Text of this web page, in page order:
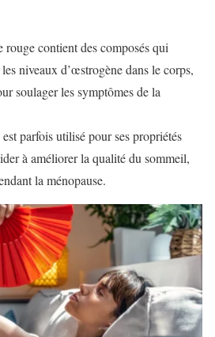
rouge contient des composés qui
niveaux d’œstrogène dans le corps,
soulager les symptômes de la
parfois utilisé pour ses propriétés
à améliorer la qualité du sommeil,
la ménopause.